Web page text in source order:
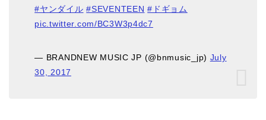
#ヤンダイル #SEVENTEEN #ドギョム
pic.twitter.com/BC3W3p4dc7
— BRANDNEW MUSIC JP (@bnmusic_jp) July
30, 2017